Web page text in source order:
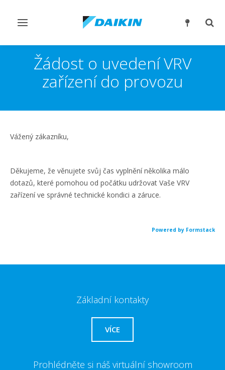
Přepnout
Žádost o uvedení VRV
zařízení do provozu
Vážený zákazníku,
Děkujeme, že věnujete svůj čas vyplnění několika málo
dotazů, které pomohou od počátku udržovat Vaše VRV
zařízení ve správné technické kondici a záruce.
Powered by Formstack
Základní kontakty
VÍCE
Prohlédněte si náš virtuální showroom